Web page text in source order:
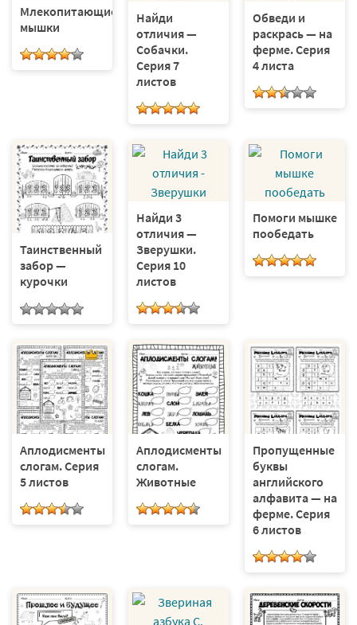
Млекопитающие
мышки
Найди
отличия —
Собачки.
Серия 7
листов
Обведи и
раскрась — на
ферме. Серия
4 листа
Таинственный
забор —
курочки
Найди 3
отличия —
Зверушки.
Серия 10
листов
Помоги мышке
пообедать
Аплодисменты
слогам. Серия
5 листов
Аплодисменты
слогам.
Животные
Пропущенные
буквы
английского
алфавита — на
ферме. Серия
6 листов